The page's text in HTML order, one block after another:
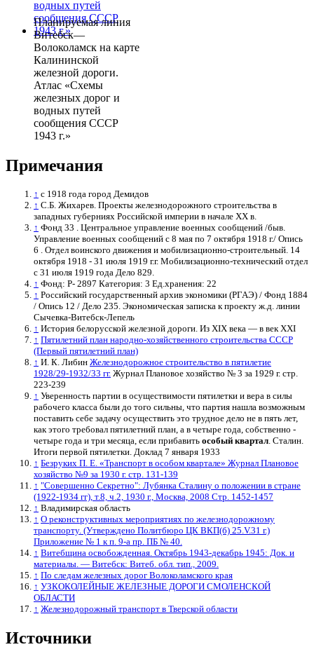
Планируемая линия
Витебск—
Волоколамск на карте
Калининской
железной дороги.
Атлас «Схемы
железных дорог и
водных путей
сообщения СССР
1943 г.»
Примечания
↑ с 1918 года город Демидов
↑ С.Б. Жихарев. Проекты железнодорожного строительства в
западных губерниях Российской империи в начале XX в.
↑ Фонд 33 . Центральное управление военных сообщений /быв.
Управление военных сообщений с 8 мая по 7 октября 1918 г./ Опись
6 . Отдел воинского движения и мобилизационно-строительный. 14
октября 1918 - 31 июля 1919 г.г. Мобилизационно-технический отдел
с 31 июля 1919 года Дело 829.
↑ Фонд: Р- 2897 Категория: 3 Ед.хранения: 22
↑ Российский государственный архив экономики (РГАЭ) / Фонд 1884
/ Опись 12 / Дело 235. Экономическая записка к проекту ж.д. линии
Сычевка-Витебск-Лепель
↑ История белорусской железной дороги. Из XIX века ― в век XXI
↑ Пятилетний план народно-хозяйственного строительства СССР
(Первый пятилетний план)
↑ И. К. Либин Железнодорожное строительство в пятилетие
1928/29‑1932/33 гг. Журнал Плановое хозяйство № 3 за 1929 г. стр.
223-239
↑ Уверенность партии в осуществимости пятилетки и вера в силы
рабочего класса были до того сильны, что партия нашла возможным
поставить себе задачу осуществить это трудное дело не в пять лет,
как этого требовал пятилетний план, а в четыре года, собственно -
четыре года и три месяца, если прибавить особый квартал. Сталин.
Итоги первой пятилетки. Доклад 7 января 1933
↑ Безруких П. Е. «Транспорт в особом квартале» Журнал Плановое
хозяйство №9 за 1930 г. стр. 131-139
↑ "Совершенно Секретно": Лубянка Сталину о положении в стране
(1922-1934 гг), т.8, ч.2, 1930 г., Москва, 2008 Стр. 1452-1457
↑ Владимирская область
↑ О реконструктивных мероприятиях по железнодорожному
транспорту. (Утверждено Политбюро ЦК ВКП(б) 25.V.31 г.)
Приложение № 1 к п. 9-a пр. ПБ № 40.
↑ Витебщина освобожденная. Октябрь 1943-декабрь 1945: Док. и
материалы. — Витебск: Витеб. обл. тип., 2009.
↑ По следам железных дорог Волоколамского края
↑ УЗКОКОЛЕЙНЫЕ ЖЕЛЕЗНЫЕ ДОРОГИ СМОЛЕНСКОЙ
ОБЛАСТИ
↑ Железнодорожный транспорт в Тверской области
Источники